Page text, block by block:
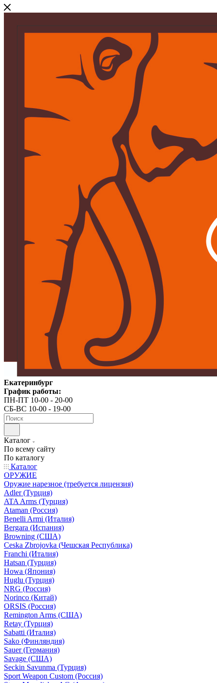
Екатеринбург
График работы:
ПН-ПТ 10-00 - 20-00
СБ-ВС 10-00 - 19-00
Каталог
По всему сайту
По каталогу
Каталог
ОРУЖИЕ
Оружие нарезное (требуется лицензия)
Adler (Турция)
ATA Arms (Турция)
Ataman (Россия)
Benelli Armi (Италия)
Bergara (Испания)
Browning (США)
Ceska Zbrojovka (Чешская Республика)
Franchi (Италия)
Hatsan (Турция)
Howa (Япония)
Huglu (Турция)
NRG (Россия)
Norinco (Китай)
ORSIS (Россия)
Remington Arms (США)
Retay (Турция)
Sabatti (Италия)
Sako (Финляндия)
Sauer (Германия)
Savage (США)
Seckin Savunma (Турция)
Sport Weapon Custom (Россия)